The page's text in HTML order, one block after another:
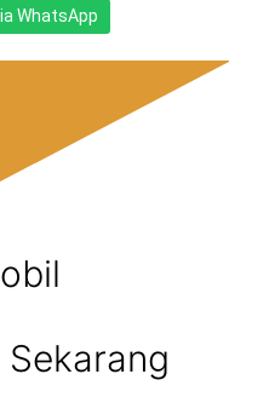
WhatsApp